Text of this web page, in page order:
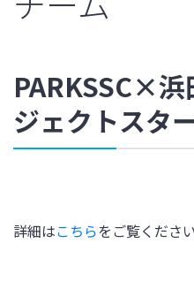
PARKSSC×浜
ジェクトスタ
詳細はこちらをご覧ください